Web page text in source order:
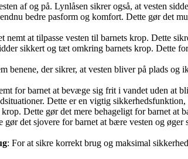
af og på. Lynlåsen sikrer også, at vesten
bedre pasform og komfort. Dette gør det
at tilpasse vesten til barnets krop. Dette
sikkert og tæt omkring barnets krop. Dette
benene, der sikrer, at vesten bliver på plads og
for barnet at bevæge sig frit i vandet uden at
Dette er en vigtig sikkerhedsfunktion,
Dette gør det mere behageligt for barnet at
det sjovere for barnet at bære vesten og øger
: For at sikre korrekt brug og maksimal